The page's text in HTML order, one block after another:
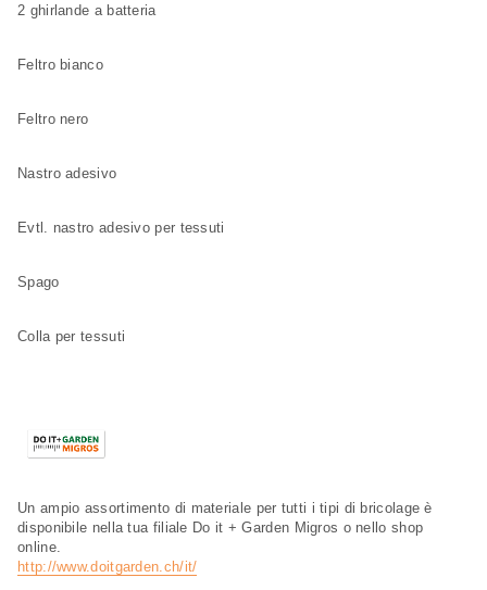
2 ghirlande a batteria
Feltro bianco
Feltro nero
Nastro adesivo
Evtl. nastro adesivo per tessuti
Spago
Colla per tessuti
Un ampio assortimento di materiale per tutti i tipi di bricolage è
disponibile nella tua filiale Do it + Garden Migros o nello shop
online.
http://www.doitgarden.ch/it/